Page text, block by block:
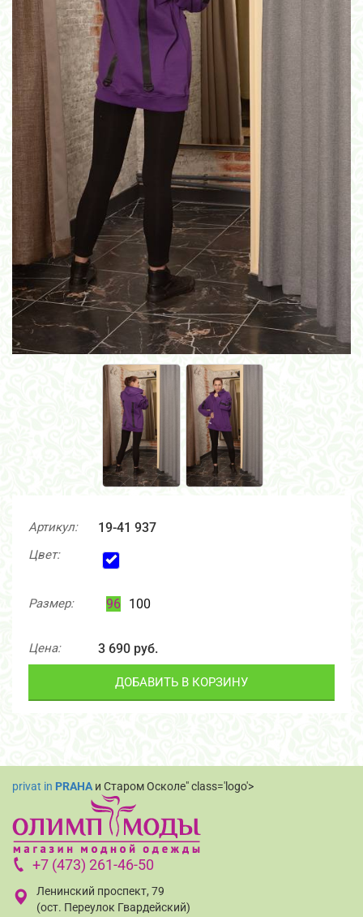
Артикул: 19-41 937
Цвет:
Размер: 96 100
Цена: 3 690 руб.
ДОБАВИТЬ В КОРЗИНУ
privat in PRAHA и Старом Осколе" class='logo'>
+7 (473) 261-46-50
Ленинский проспект, 79
(ост. Переулок Гвардейский)